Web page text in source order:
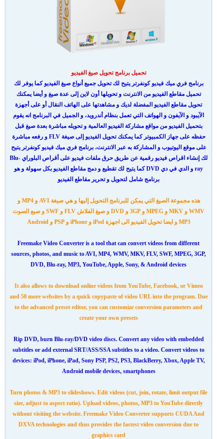
تحميل برنامج تحويل صيغ الفيديو
برنامج فري ميك فيديو كونفرتر يتيح لك تحويل جميع أنواع صيغ الفيديو كما يوفر لك
تحميل مقاطع الفيديو من الانترنت و تحويلها أون لاين إلى عدة صيغ و أيضا يمكنك
تحويل مقاطع الفيديو المفضلة لديك و مشاهدتها على الهاتف النقال أو على أجهزة
الآيبود و الآيفون و الهواتف التي تعمل بنظام أندرويد، و الجميل في البرنامج انه يقوم
بتحميل الفيديو من مواقع مشاركة الفيديو العالمية و تحويله مباشرة بعدة صيغ قبل
حفظه على جهاز الكمبيوتر كما يمكنك تحويل الفيديو إلى صيغة FLV و رفعه مباشرة
على موقع اليوتيوب و المشاركة به عبر الانترنت، برنامج فري ميك فيديو كونفرتر يتيح
لك إنشاء اقراص فيديو رقمية عن طريق حرق ملفات فيديو على أقراص البلوراي Blu-
ray و الدي في دي DVD كما يتيح لك تقطيع و دمج مقاطع الفيديو بكل سهولة و هو
برنامج شامل لتحويل و تحرير مقاطع الفيديو
هذه مجموعة الصيغ التي يمكن للبرنامج التحويل إليها و هي صيغة AVI و MP4 و
WMV و MKV و MPEG و 3GP و DVD و صيغ الفلاش FLV و SWF و صيع الصوت
MP3 و ايضا تحويل الفيديو الى اجهزة iPod و iPhone و PSP و Android
Freemake Video Converter is a tool that can convert videos from different
sources, photos, and music to AVI, MP4, WMV, MKV, FLV, SWF, MPEG, 3GP,
DVD, Blu-ray, MP3, YouTube, Apple, Sony, & Android devices
It also allows to download online videos from YouTube, Facebook, or Vimeo
and 50 more websites by a quick copypaste of video URL into the program. Due
to the advanced preset editor, you can customize conversion parameters and
create your own presets
Rip DVD, burn Blu-ray/DVD video discs. Convert any video with embedded
subtitles or add external SRT/ASS/SSA subtitles to a video. Convert videos to
devices: iPod, iPhone, iPad, Sony PSP, PS2, PS3, BlackBerry, Xbox, Apple TV,
Android mobile devices, smartphones
Turn photos & MP3 to slideshows. Edit videos (cut, join, rotate, limit output file
size, adjust to aspect ratio). Upload videos, photos, MP3 to YouTube directly
without visiting the website. Freemake Video Converter supports CUDA And
DXVA technologies and thus provides the fastest video conversion due to
graphics card